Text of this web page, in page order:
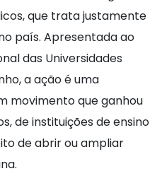
que trata justamente
país. Apresentada ao
das Universidades
a ação é uma
movimento que ganhou
de instituições de ensino
de abrir ou ampliar